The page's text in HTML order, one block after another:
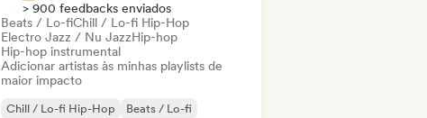
> 900 feedbacks enviados
Beats / Lo-fiChill / Lo-fi Hip-Hop
Electro Jazz / Nu JazzHip-hop
Hip-hop instrumental
Adicionar artistas às minhas playlists de
maior impacto
Chill / Lo-fi Hip-Hop
Beats / Lo-fi